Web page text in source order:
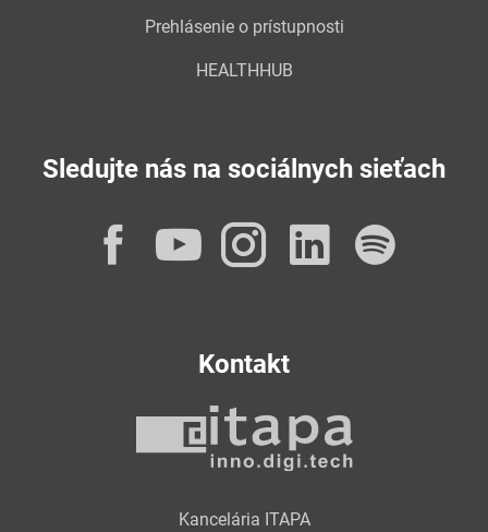
Prehlásenie o prístupnosti
HEALTHHUB
Sledujte nás na sociálnych sieťach
Facebook
YouTube
Instagram
Kontakt
Kancelária ITAPA